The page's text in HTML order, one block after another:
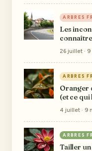
ARBRES
Les
26 juillet ·
ARBRES
Oranger
(et ce qui
4 juillet · 9
ARBRES
Tailler